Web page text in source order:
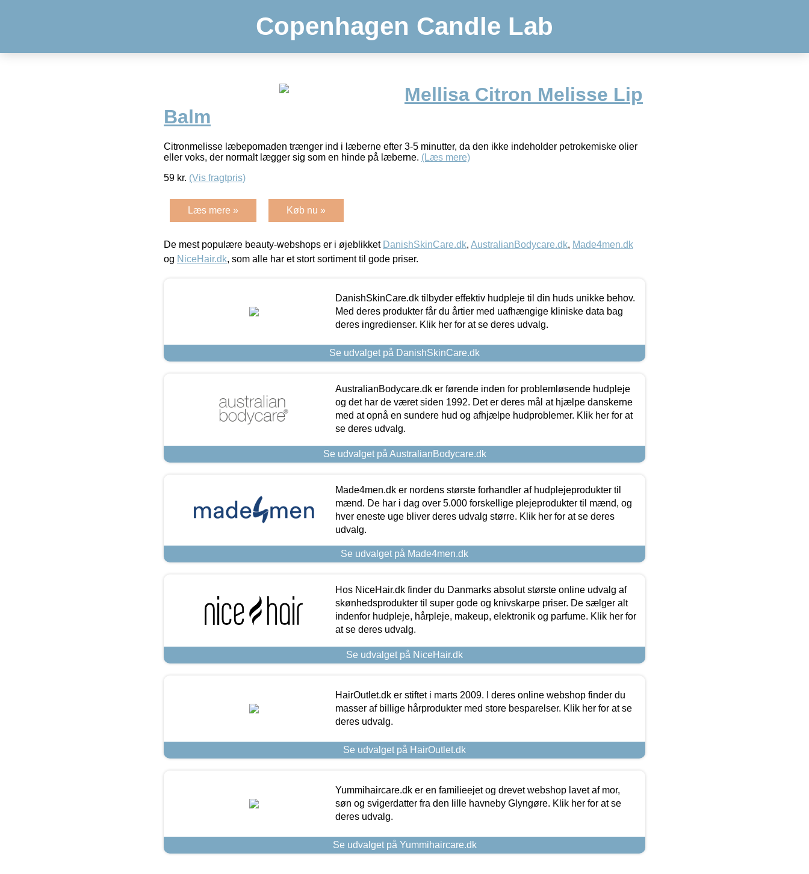
Copenhagen Candle Lab
Mellisa Citron Melisse Lip
Balm
Citronmelisse læbepomaden trænger ind i læberne efter 3-5 minutter, da den ikke indeholder petrokemiske olier
eller voks, der normalt lægger sig som en hinde på læberne. (Læs mere)
59 kr. (Vis fragtpris)
Læs mere » Køb nu »
De mest populære beauty-webshops er i øjeblikket DanishSkinCare.dk, AustralianBodycare.dk, Made4men.dk
og NiceHair.dk, som alle har et stort sortiment til gode priser.
DanishSkinCare.dk tilbyder effektiv hudpleje til din huds unikke behov.
Med deres produkter får du årtier med uafhængige kliniske data bag
deres ingredienser. Klik her for at se deres udvalg.
Se udvalget på DanishSkinCare.dk
AustralianBodycare.dk er førende inden for problemløsende hudpleje
og det har de været siden 1992. Det er deres mål at hjælpe danskerne
med at opnå en sundere hud og afhjælpe hudproblemer. Klik her for at
se deres udvalg.
Se udvalget på AustralianBodycare.dk
Made4men.dk er nordens største forhandler af hudplejeprodukter til
mænd. De har i dag over 5.000 forskellige plejeprodukter til mænd, og
hver eneste uge bliver deres udvalg større. Klik her for at se deres
udvalg.
Se udvalget på Made4men.dk
Hos NiceHair.dk finder du Danmarks absolut største online udvalg af
skønhedsprodukter til super gode og knivskarpe priser. De sælger alt
indenfor hudpleje, hårpleje, makeup, elektronik og parfume. Klik her for
at se deres udvalg.
Se udvalget på NiceHair.dk
HairOutlet.dk er stiftet i marts 2009. I deres online webshop finder du
masser af billige hårprodukter med store besparelser. Klik her for at se
deres udvalg.
Se udvalget på HairOutlet.dk
Yummihaircare.dk er en familieejet og drevet webshop lavet af mor,
søn og svigerdatter fra den lille havneby Glyngøre. Klik her for at se
deres udvalg.
Se udvalget på Yummihaircare.dk